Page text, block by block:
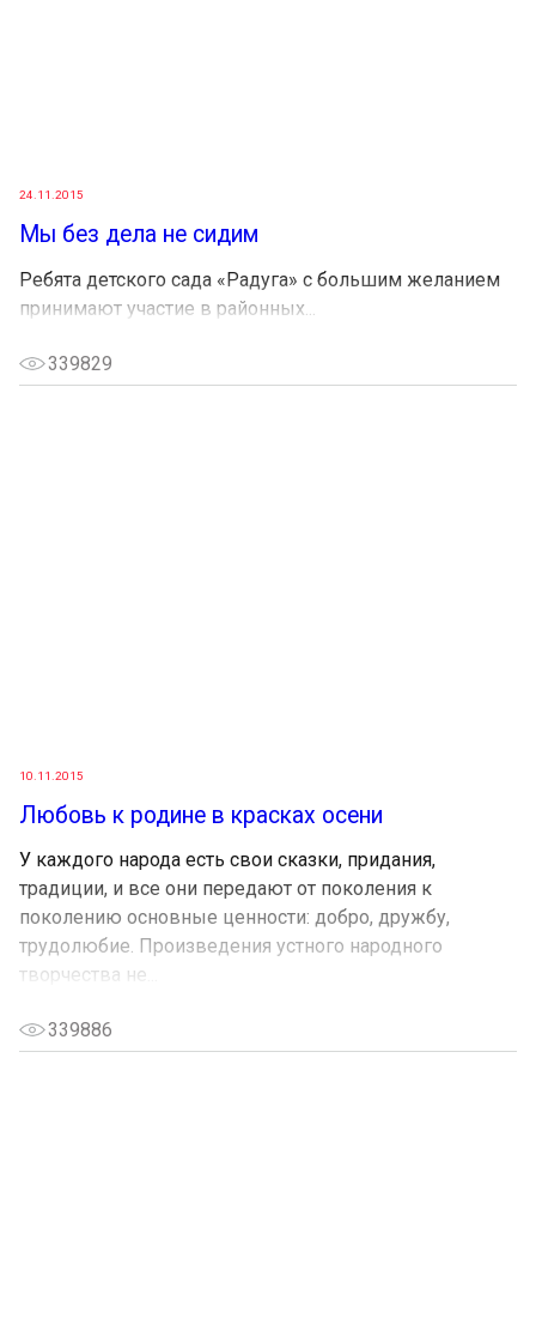
24.11.2015
Мы без дела не сидим
Ребята детского сада «Радуга» с большим желанием
принимают участие в районных...
339829
10.11.2015
Любовь к родине в красках осени
У каждого народа есть свои сказки, придания,
традиции, и все они передают от поколения к
поколению основные ценности: добро, дружбу,
трудолюбие. Произведения устного народного
творчества не...
339886